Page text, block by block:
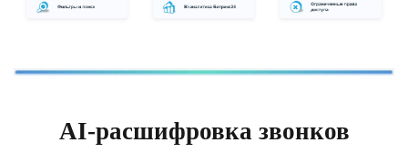
AI-расшифровка звонков